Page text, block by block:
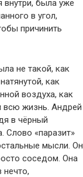
внутри, была уже
в угол,
причинить
не такой, как
как
воздуха, как
всю жизнь. Андрей
в чёрный
Слово «паразит»
мысли. Он
соседом. Она
нечто,